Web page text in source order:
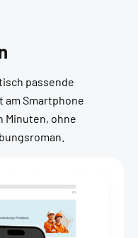
passende
am Smartphone
Minuten, ohne